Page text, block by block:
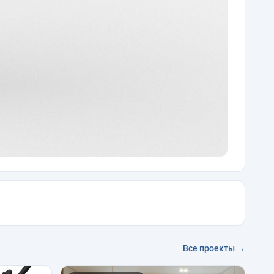
Все проекты →